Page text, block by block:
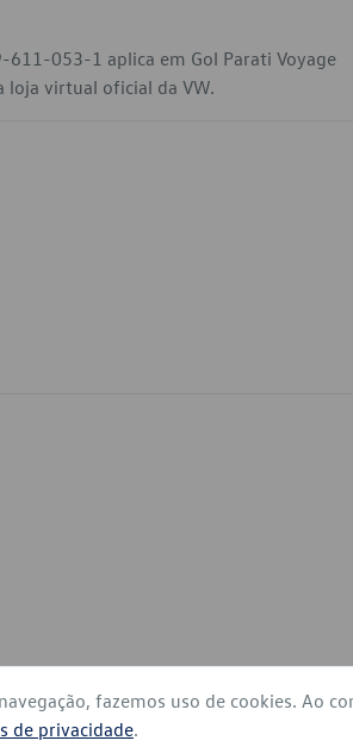
053-1 aplica em Gol Parati Voyage
loja virtual oficial da VW.
reservados
fazemos uso de cookies. Ao
de privacidade.